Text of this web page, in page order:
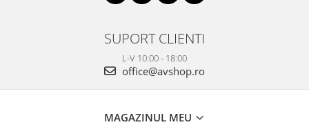
SUPORT CLIENTI
L-V 10:00 - 18:00
office@avshop.ro
MAGAZINUL MEU